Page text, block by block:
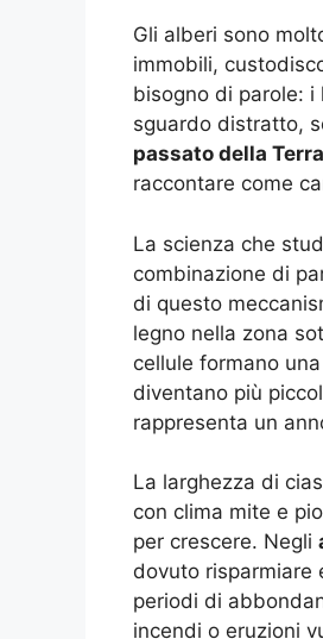
Gli alberi sono
immobili,
bisogno di parole: i
sguardo distratto,
passato della Terra
raccontare come
La scienza che
combinazione di
di questo
legno nella zona
cellule formano
diventano più
rappresenta un
La larghezza di
con clima mite e
per crescere. Negli
dovuto risparmiare
periodi di
incendi o eruzioni